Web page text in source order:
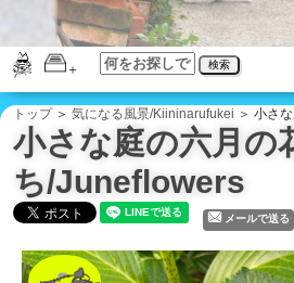
検索
トップ＞ 気になる風景/Kiininarufukei ＞ 小さ
小さな庭の六月の
ち/Juneflowers
メールで送る